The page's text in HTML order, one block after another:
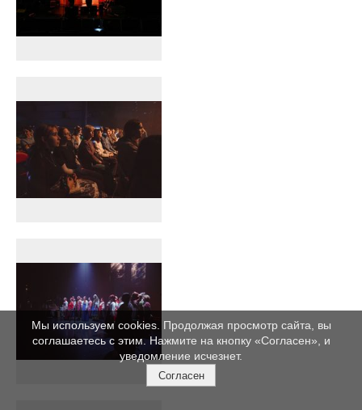
Мы используем cookies. Продолжая просмотр сайта, вы
соглашаетесь с этим. Нажмите на кнопку «Согласен», и
уведомление исчезнет.
Согласен